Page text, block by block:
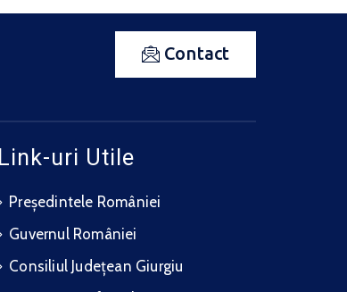
Contact
Link-uri Utile
Președintele României
Guvernul României
Consiliul Județean Giurgiu